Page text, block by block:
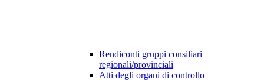
Rendiconti gruppi consiliari
regionali/provinciali
Atti degli organi di controllo